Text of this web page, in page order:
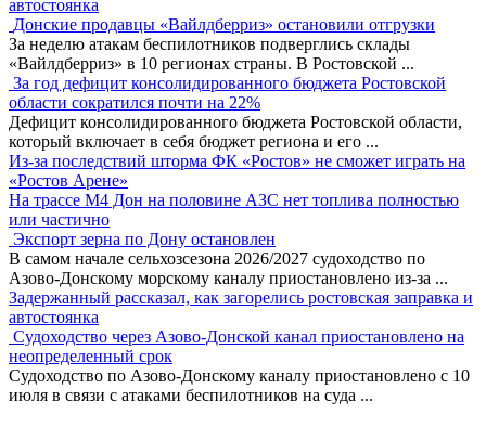
автостоянка
Донские продавцы «Вайлдберриз» остановили отгрузки
За неделю атакам беспилотников подверглись склады
«Вайлдберриз» в 10 регионах страны. В Ростовской ...
За год дефицит консолидированного бюджета Ростовской
области сократился почти на 22%
Дефицит консолидированного бюджета Ростовской области,
который включает в себя бюджет региона и его ...
Из-за последствий шторма ФК «Ростов» не сможет играть на
«Ростов Арене»
На трассе М4 Дон на половине АЗС нет топлива полностью
или частично
Экспорт зерна по Дону остановлен
В самом начале сельхозсезона 2026/2027 судоходство по
Азово-Донскому морскому каналу приостановлено из-за ...
Задержанный рассказал, как загорелись ростовская заправка и
автостоянка
Судоходство через Азово-Донской канал приостановлено на
неопределенный срок
Судоходство по Азово-Донскому каналу приостановлено с 10
июля в связи с атаками беспилотников на суда ...